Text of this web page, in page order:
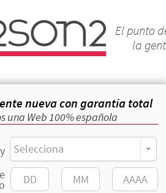
El punto
la
nueva con garantía total
una Web 100% española
Selecciona